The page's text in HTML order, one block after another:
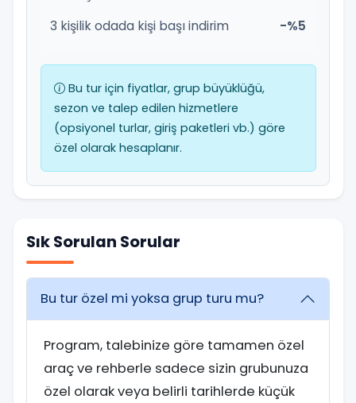
3 kişilik odada kişi başı indirim
-%5
Bu tur için fiyatlar, grup büyüklüğü,
sezon ve talep edilen hizmetlere
(opsiyonel turlar, giriş paketleri vb.) göre
özel olarak hesaplanır.
Sık Sorulan Sorular
Bu tur özel mi yoksa grup turu mu?
Program, talebinize göre tamamen özel
araç ve rehberle sadece sizin grubunuza
özel olarak veya belirli tarihlerde küçük